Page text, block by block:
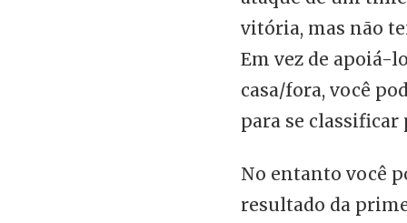
vitória, mas não
Em vez de apoiá-
casa/fora, você
para se classificar
No entanto você
resultado da